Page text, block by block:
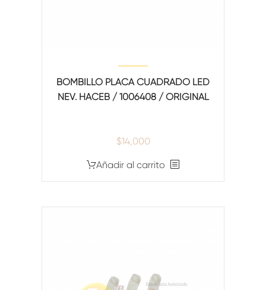
BOMBILLO PLACA CUADRADO LED
NEV. HACEB / 1006408 / ORIGINAL
$14,000
Añadir al carrito